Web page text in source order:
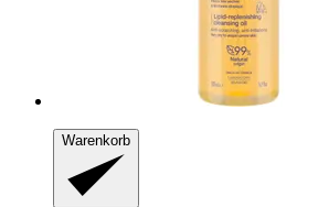
Warenkorb